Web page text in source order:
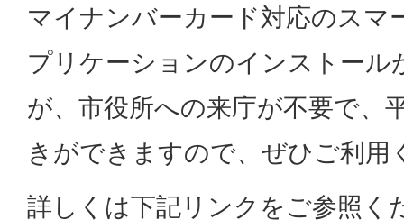
マイナンバーカード対応のスマ
プリケーションのインストール
が、市役所への来庁が不要で、
きができますので、ぜひご利用
詳しくは下記リンクをご参照く